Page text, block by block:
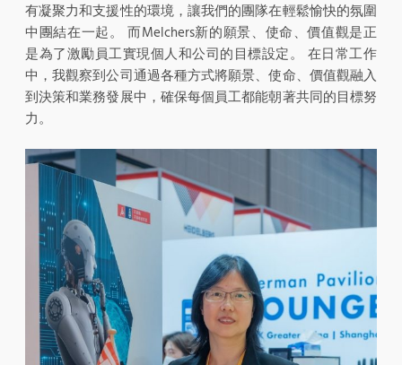
有凝聚力和支援性的環境，讓我們的團隊在輕鬆愉快的氛圍
中團結在一起。 而Melchers新的願景、使命、價值觀是正
是為了激勵員工實現個人和公司的目標設定。 在日常工作
中，我觀察到公司通過各種方式將願景、使命、價值觀融入
到決策和業務發展中，確保每個員工都能朝著共同的目標努
力。